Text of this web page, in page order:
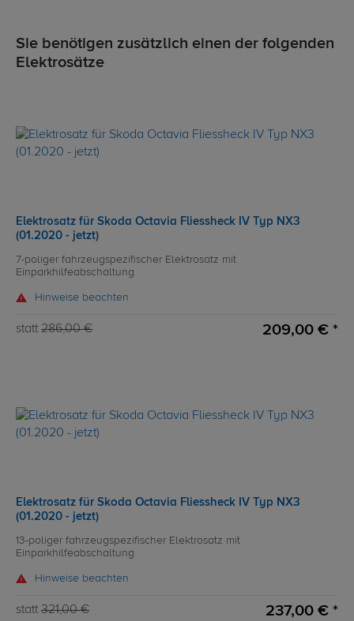
Sie benötigen zusätzlich einen der folgenden
Elektrosätze
Elektrosatz für Skoda Octavia Fliessheck IV Typ NX3
(01.2020 - jetzt)
7-poliger fahrzeugspezifischer Elektrosatz mit
Einparkhilfeabschaltung
Hinweise beachten
statt 286,00 € 209,00 € *
Elektrosatz für Skoda Octavia Fliessheck IV Typ NX3
(01.2020 - jetzt)
13-poliger fahrzeugspezifischer Elektrosatz mit
Einparkhilfeabschaltung
Hinweise beachten
statt 321,00 € 237,00 € *